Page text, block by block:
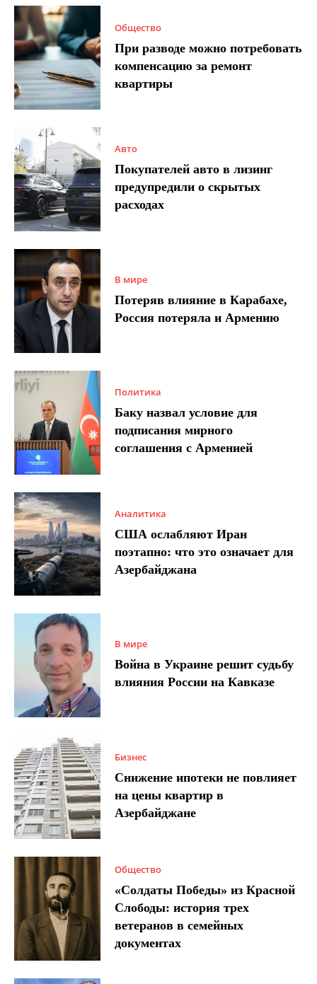
Общество
При разводе можно потребовать
компенсацию за ремонт
квартиры
Авто
Покупателей авто в лизинг
предупредили о скрытых
расходах
В мире
Потеряв влияние в Карабахе,
Россия потеряла и Армению
Политика
Баку назвал условие для
подписания мирного
соглашения с Арменией
Аналитика
США ослабляют Иран
поэтапно: что это означает для
Азербайджана
В мире
Война в Украине решит судьбу
влияния России на Кавказе
Бизнес
Снижение ипотеки не повлияет
на цены квартир в
Азербайджане
Общество
«Солдаты Победы» из Красной
Слободы: история трех
ветеранов в семейных
документах